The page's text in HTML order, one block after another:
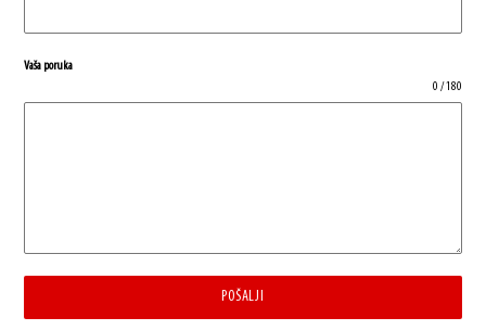
Vaša poruka
0 / 180
POŠALJI